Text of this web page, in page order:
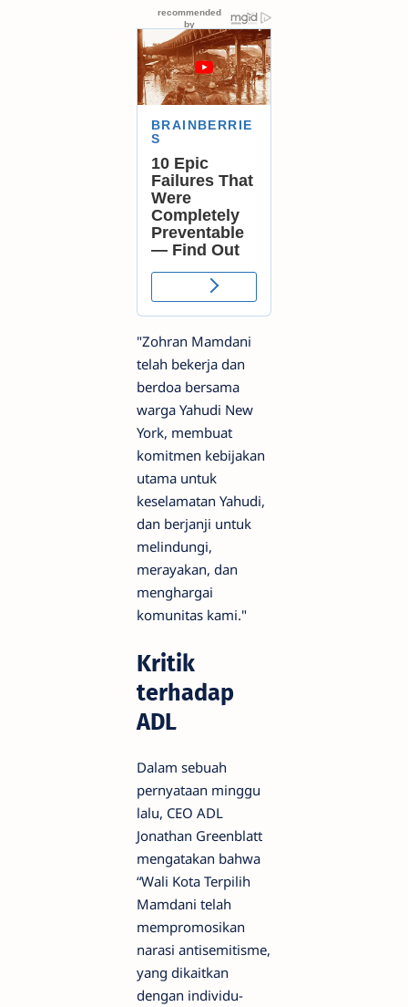
"Zohran Mamdani
telah bekerja dan
berdoa bersama
warga Yahudi New
York, membuat
komitmen kebijakan
utama untuk
keselamatan Yahudi,
dan berjanji untuk
melindungi,
merayakan, dan
menghargai
komunitas kami."
Kritik
terhadap
ADL
Dalam sebuah
pernyataan minggu
lalu, CEO ADL
Jonathan Greenblatt
mengatakan bahwa
“Wali Kota Terpilih
Mamdani telah
mempromosikan
narasi antisemitisme,
yang dikaitkan
dengan individu-